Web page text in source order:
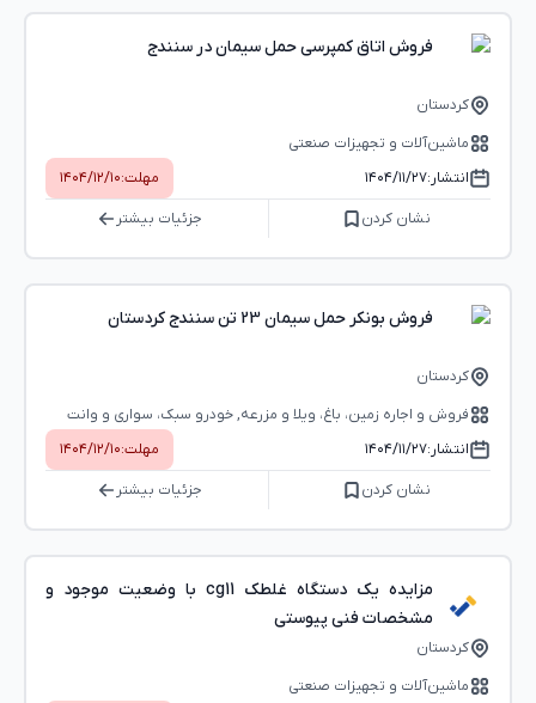
فروش اتاق کمپرسی حمل سیمان در سنندج
کردستان
ماشین‌آلات و تجهیزات صنعتی
انتشار:۱۴۰۴/۱۱/۲۷ مهلت:۱۴۰۴/۱۲/۱۰
نشان کردن جزئیات بیشتر
فروش بونکر حمل سیمان 23 تن سنندج کردستان
کردستان
فروش و اجاره زمین، باغ، ویلا و مزرعه, خودرو سبک، سواری و وانت
انتشار:۱۴۰۴/۱۱/۲۷ مهلت:۱۴۰۴/۱۲/۱۰
نشان کردن جزئیات بیشتر
مزایده یک دستگاه غلطک cg11 با وضعیت موجود و
مشخصات فنی پیوستی
کردستان
ماشین‌آلات و تجهیزات صنعتی